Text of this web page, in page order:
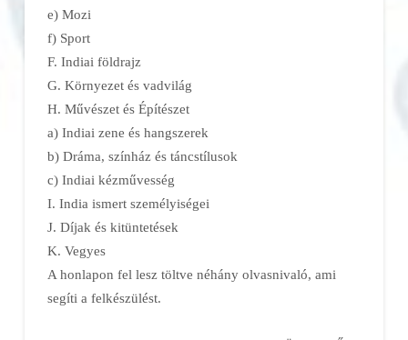
e) Mozi
f) Sport
F. Indiai földrajz
G. Környezet és vadvilág
H. Művészet és Építészet
a) Indiai zene és hangszerek
b) Dráma, színház és táncstílusok
c) Indiai kézművesség
I. India ismert személyiségei
J. Díjak és kitüntetések
K. Vegyes
A honlapon fel lesz töltve néhány olvasnivaló, ami
segíti a felkészülést.